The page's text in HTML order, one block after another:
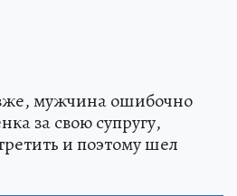
мужчина ошибочно
за свою супругу,
и поэтому шел